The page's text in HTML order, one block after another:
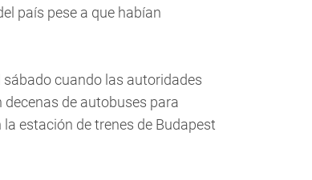
país pese a que habían
cuando las autoridades
de autobuses para
estación de trenes de Budapest